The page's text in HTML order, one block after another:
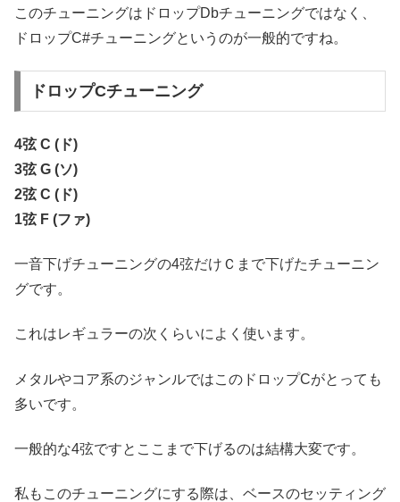
このチューニングはドロップDbチューニングではなく、
ドロップC#チューニングというのが一般的ですね。
ドロップCチューニング
4弦 C (ド)
3弦 G (ソ)
2弦 C (ド)
1弦 F (ファ)
一音下げチューニングの4弦だけＣまで下げたチューニン
グです。
これはレギュラーの次くらいによく使います。
メタルやコア系のジャンルではこのドロップCがとっても
多いです。
一般的な4弦ですとここまで下げるのは結構大変です。
私もこのチューニングにする際は、ベースのセッティング